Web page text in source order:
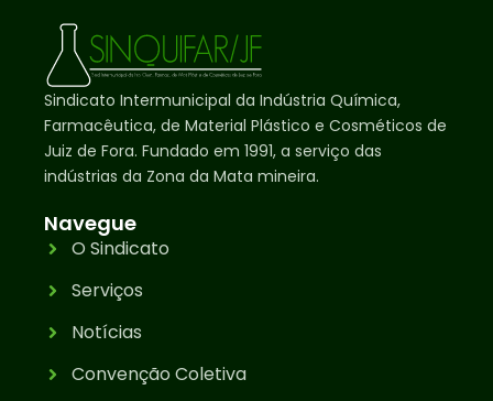
Sindicato Intermunicipal da Indústria Química,
Farmacêutica, de Material Plástico e Cosméticos de
Juiz de Fora. Fundado em 1991, a serviço das
indústrias da Zona da Mata mineira.
Navegue
O Sindicato
Serviços
Notícias
Convenção Coletiva